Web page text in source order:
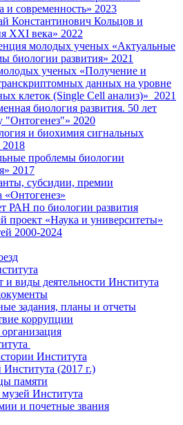
и современность» 2023
Константинович Кольцов и
XXI века» 2022
молодых ученых «Актуальные
биологии развития» 2021
ученых «Получение и
данных на уровне
клеток (Single Cell анализ)» 2021
биология развития. 50 лет
"Онтогенез"» 2020
и биохимия сигнальных
2018
проблемы биологии
2017
субсидии, премии
РАН по биологии развития
проект «Наука и университеты»
2000-2024
и виды деятельности Института
задания, планы и отчеты
коррупции
Института
(2017 г.)
памяти
Института
и почетные звания